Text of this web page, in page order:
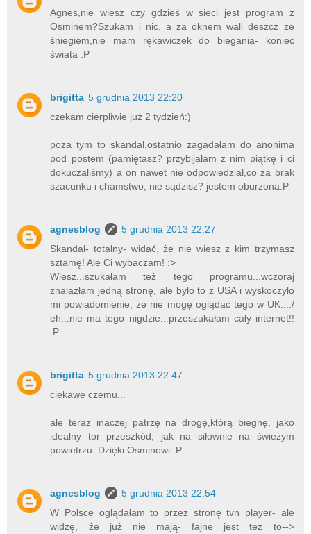
Agnes,nie wiesz czy gdzieś w sieci jest program z
Osminem?Szukam i nic, a za oknem wali deszcz ze
śniegiem,nie mam rękawiczek do biegania- koniec
świata :P
brigitta 5 grudnia 2013 22:20
czekam cierpliwie już 2 tydzień:)
poza tym to skandal,ostatnio zagadałam do anonima
pod postem (pamiętasz? przybijałam z nim piątkę i ci
dokuczaliśmy) a on nawet nie odpowiedział,co za brak
szacunku i chamstwo, nie sądzisz? jestem oburzona:P
agnesblog
5 grudnia 2013 22:27
Skandal- totalny- widać, że nie wiesz z kim trzymasz
sztamę! Ale Ci wybaczam! :>
Wiesz...szukałam też tego programu...wczoraj
znalazłam jedną stronę, ale było to z USA i wyskoczyło
mi powiadomienie, że nie mogę oglądać tego w UK...:/
eh...nie ma tego nigdzie...przeszukałam cały internet!!
:P
brigitta 5 grudnia 2013 22:47
ciekawe czemu...
ale teraz inaczej patrzę na drogę,którą biegnę, jako
idealny tor przeszkód, jak na siłownie na świeżym
powietrzu. Dzięki Osminowi :P
agnesblog
5 grudnia 2013 22:54
W Polsce oglądałam to przez stronę tvn player- ale
widzę, że już nie mają- fajne jest też to-->